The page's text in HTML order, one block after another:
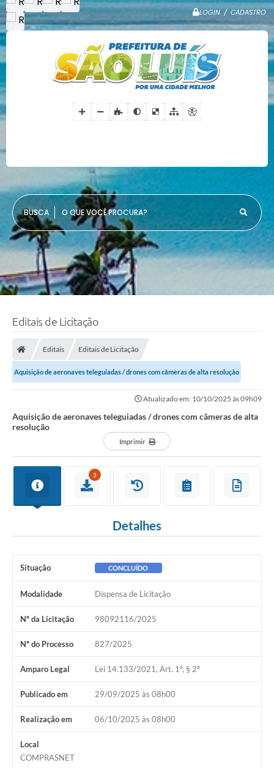
LOGIN / CADASTRO
O QUE VOCÊ PROCURA?
Editais de Licitação
Editais Editais de Licitação
Aquisição de aeronaves teleguiadas / drones com câmeras de alta resolução
Atualizado em: 10/10/2025 às 09h09
Aquisição de aeronaves teleguiadas / drones com câmeras de alta
resolução
Imprimir
3
Detalhes
Situação CONCLUÍDO
Modalidade Dispensa de Licitação
Nº da Licitação 98092116/2025
Nº do Processo 827/2025
Amparo Legal Lei 14.133/2021, Art. 1º, § 2º
Publicado em 29/09/2025 às 08h00
Realização em 06/10/2025 às 08h00
Local
COMPRASNET